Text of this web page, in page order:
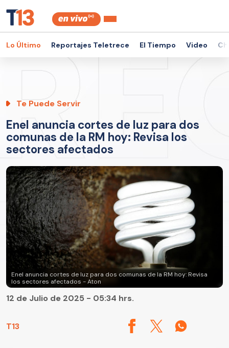
Lo Último Reportajes Teletrece El Tiempo Video
Te Puede Servir
Enel anuncia cortes de luz para dos
comunas de la RM hoy: Revisa los
sectores afectados
Enel anuncia cortes de luz para dos comunas de la RM hoy: Revisa
los sectores afectados - Aton
T13
12 de Julio de 2025 - 05:34 hrs.